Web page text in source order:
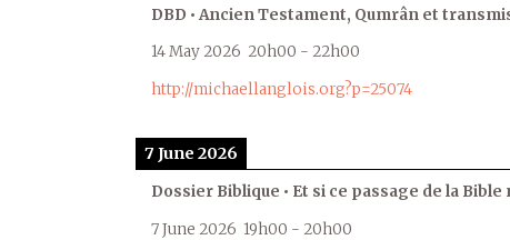
DBD • Ancien Testament, Qumrân et
14 May 2026 20h00 - 22h00
http://michaellanglois.org?p=25074
7 June 2026
Dossier Biblique • Et si ce passage de la Bible
7 June 2026 19h00 - 20h00